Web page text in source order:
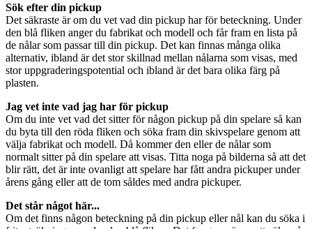
Sök efter din pickup
Det säkraste är om du vet vad din pickup har för beteckning. Under
den blå fliken anger du fabrikat och modell och får fram en lista på
de nålar som passar till din pickup. Det kan finnas många olika
alternativ, ibland är det stor skillnad mellan nålarna som visas, med
stor uppgraderingspotential och ibland är det bara olika färg på
plasten.
Jag vet inte vad jag har för pickup
Om du inte vet vad det sitter för någon pickup på din spelare så kan
du byta till den röda fliken och söka fram din skivspelare genom att
välja fabrikat och modell. Då kommer den eller de nålar som
normalt sitter på din spelare att visas. Titta noga på bilderna så att det
blir rätt, det är inte ovanligt att spelare har fått andra pickuper under
årens gång eller att de tom såldes med andra pickuper.
Det står något här...
Om det finns någon beteckning på din pickup eller nål kan du söka i